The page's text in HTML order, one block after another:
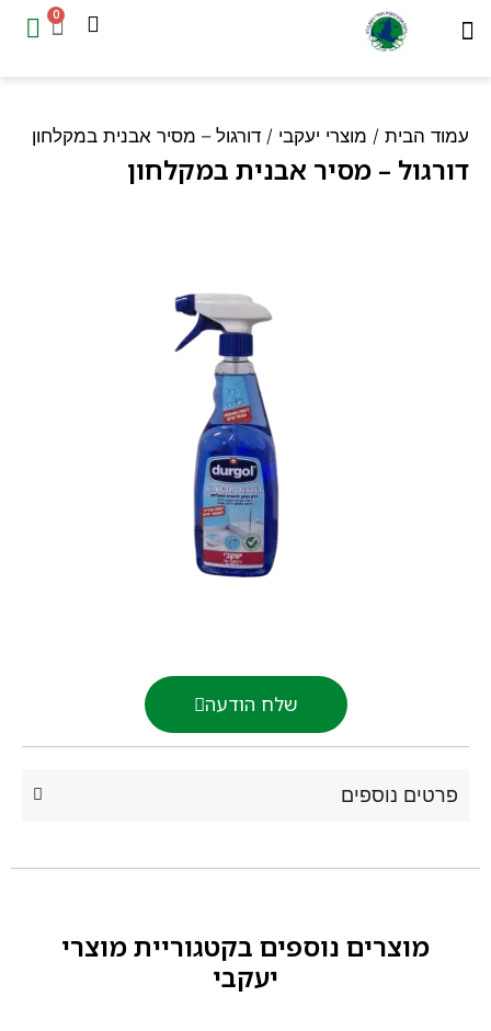
0
הבית /מוצרי יעקבי / דורגול – מסיר אבנית במקלחון
– מסיר אבנית במקלחון
שלח הודעה
נוספים
מוצרים נוספים בקטגורייתמוצרי
יעקבי